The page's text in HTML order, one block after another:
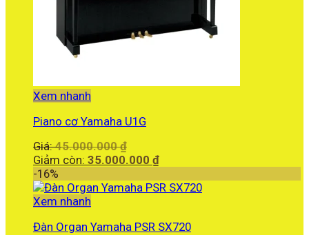
Xem nhanh
Piano cơ Yamaha U1G
Giá:45.000.000₫
gốc
45.000.000 ₫.
Giảm còn: 35.000.000 ₫Giá
tại
-16%
Xem nhanh
Đàn Organ Yamaha PSR SX720